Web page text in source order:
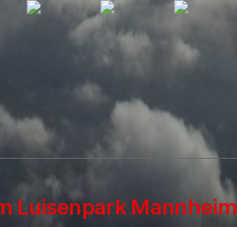
Luisenpark Mannheim